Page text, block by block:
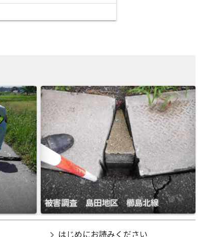
被害調査 島田地区 櫛島北線
はじめにお読みください